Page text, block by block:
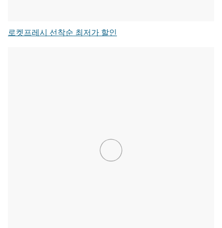
로켓프레시 선착순 최저가 할인